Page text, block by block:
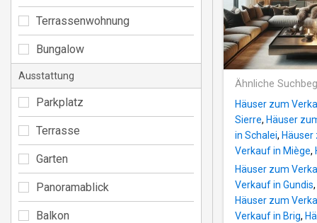
Ähnliche
Häuser zum
Sierre, Häuser
in Schalei, Häuser
Verkauf in Miège,
Häuser zum
Verkauf in Gundis,
Häuser zum
Verkauf in Brig,
Terrassenwohnung
Bungalow
Ausstattung
Parkplatz
Terrasse
Garten
Panoramablick
Balkon